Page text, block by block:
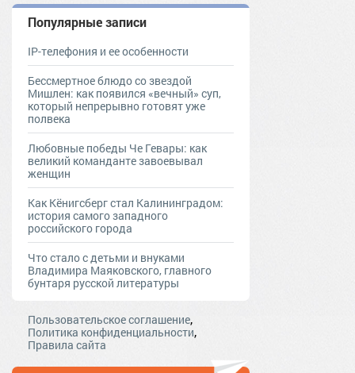
Популярные записи
IP-телефония и ее особенности
Бессмертное блюдо со звездой
Мишлен: как появился «вечный» суп,
который непрерывно готовят уже
полвека
Любовные победы Че Гевары: как
великий команданте завоевывал
женщин
Как Кёнигсберг стал Калининградом:
история самого западного
российского города
Что стало с детьми и внуками
Владимира Маяковского, главного
бунтаря русской литературы
Пользовательское соглашение,
Политика конфиденциальности,
Правила сайта